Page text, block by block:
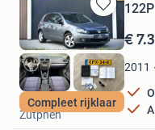
Bewaren
in
Mijn
Favorieten
Compleet rijklaar
€
2011
Autohuis Joffer BV
Zutphen